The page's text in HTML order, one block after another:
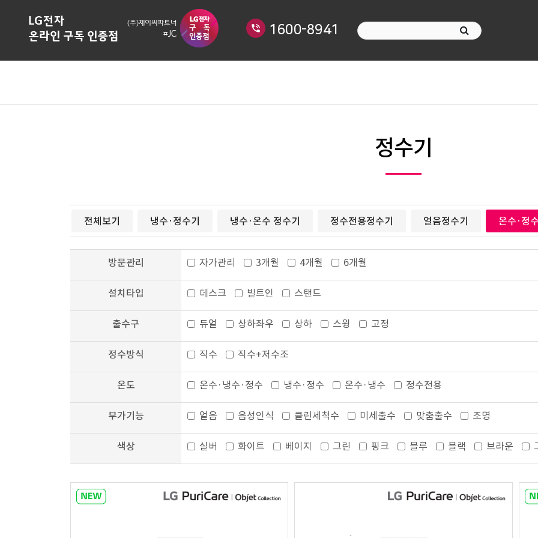
phone_in_talk 1600-8941
정수기
전체보기 냉수·정수기 냉수·온수 정수기 정수전용정수기 얼음정수기 온수·정
방문관리 자가관리 3개월 4개월 6개월
설치타입 데스크 빌트인 스탠드
출수구 듀얼 상하좌우 상하 스윙 고정
정수방식 직수 직수+저수조
온도 온수·냉수·정수 냉수·정수 온수·냉수 정수전용
부가기능 얼음 음성인식 클린세척수 미세출수 맞춤출수 조명
색상 실버 화이트 베이지 그린 핑크 블루 블랙 브라운